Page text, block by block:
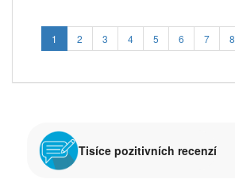
1 2 3 4 5 6 7 8
Tisíce pozitivních recenzí